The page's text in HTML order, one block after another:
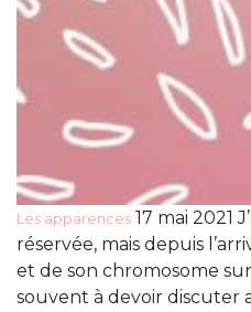
Les apparences 17 mai 2021
réservée, mais depuis
et de son chromosome
souvent à devoir discuter